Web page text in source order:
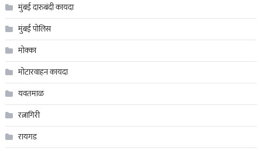
मुंबई दारुबंदी कायदा
मुंबई पोलिस
मोक्का
मोटारवाहन कायदा
यवतमाळ
रत्नागिरी
रायगड